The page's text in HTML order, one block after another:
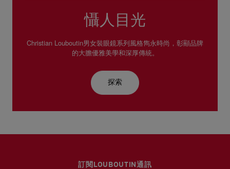
懾人目光
Christian Louboutin男女裝眼鏡系列風格雋永時尚，彰顯品牌
的大膽優雅美學和深厚傳統。
探索
訂閱LOUBOUTIN通訊